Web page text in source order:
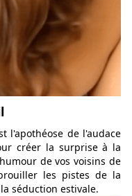
l'apothéose de l'audace
créer la surprise à la
de vos voisins de
les pistes de la
séduction estivale.